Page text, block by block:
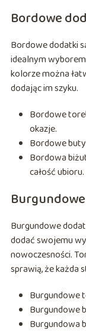
Bordowe
Bordowe dodatki
idealnym
kolorze można
dodając im szyku.
Bordowe
okazje.
Bordowe
Bordowa
całość ubioru.
Burgundowe
dodać swojemu
nowoczesności.
sprawią, że każda
Burgundowe
Burgundowe
Burgundowa